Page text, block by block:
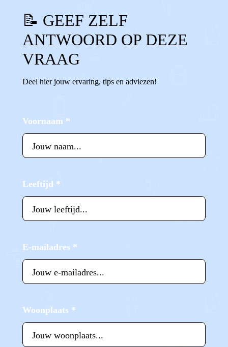
📝 GEEF ZELF
ANTWOORD OP DEZE
VRAAG
Deel hier jouw ervaring, tips en adviezen!
Voornaam *
Leeftijd *
E-mailadres *
Woonplaats *